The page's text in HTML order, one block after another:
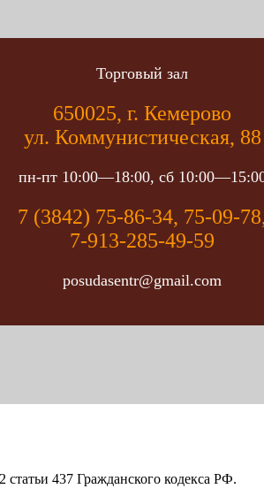
Торговый зал
650025, г. Кемерово
ул. Коммунистическая, 88
пн-пт 10:00—18:00, сб
7 (3842) 75-86-34, 75-09-78,
7-913-285-49-59
posudasentr@gmail.com
437 Гражданского кодекса РФ.